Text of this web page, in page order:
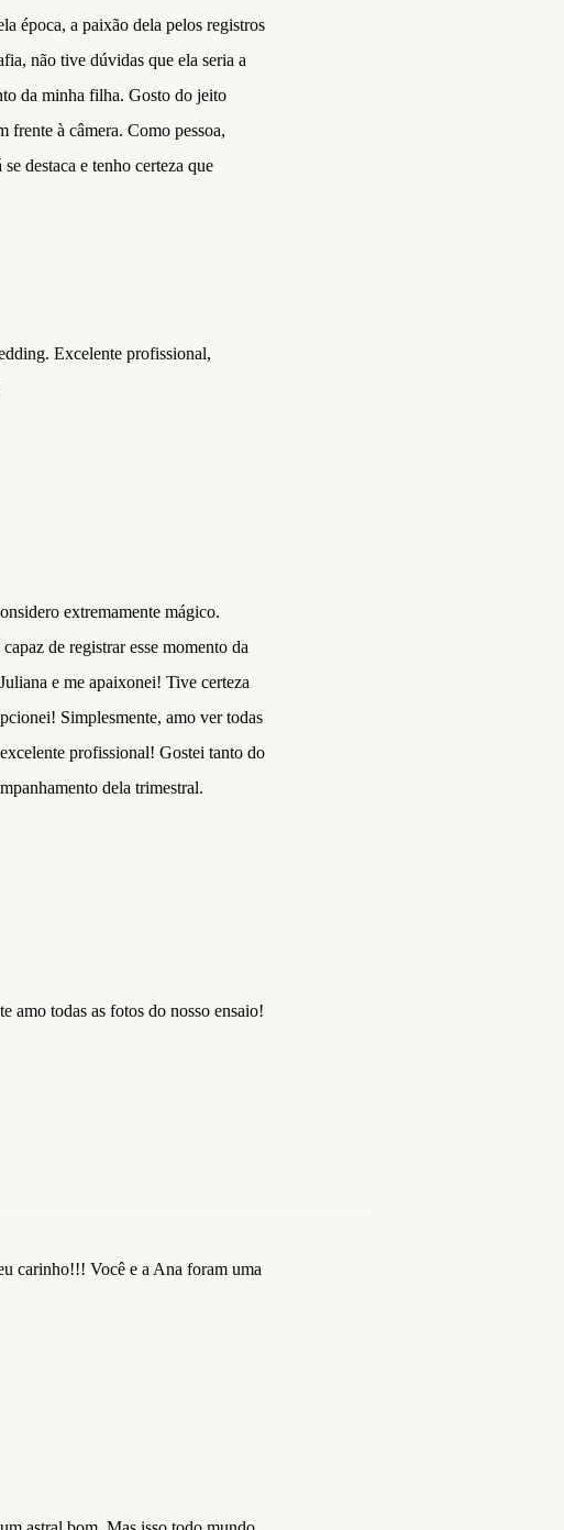
época, a paixão dela pelos registros
não tive dúvidas que ela seria a
da minha filha. Gosto do jeito
frente à câmera. Como pessoa,
destaca e tenho certeza que
Excelente profissional,
extremamente mágico.
de registrar esse momento da
e me apaixonei! Tive certeza
Simplesmente, amo ver todas
profissional! Gostei tanto do
dela trimestral.
amo todas as fotos do nosso ensaio!
carinho!!! Você e a Ana foram uma